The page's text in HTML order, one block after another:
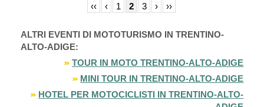
‹‹
‹ 1 2 3 › ››
ALTRI EVENTI DI MOTOTURISMO IN TRENTINO-
ALTO-ADIGE:
TOUR IN MOTO TRENTINO-ALTO-ADIGE
MINI TOUR IN TRENTINO-ALTO-ADIGE
HOTEL PER MOTOCICLISTI IN TRENTINO-ALTO-